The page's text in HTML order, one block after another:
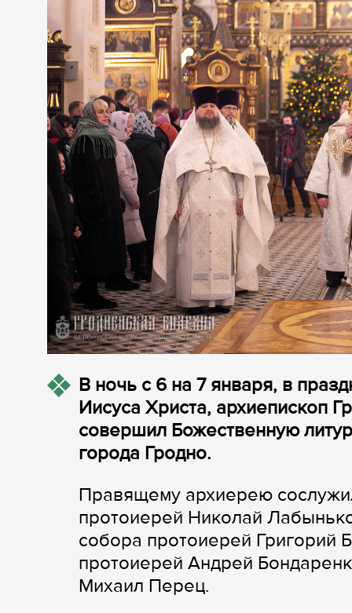
В ночь с 6 на 7 января, в
Иисуса Христа, архиепископ
совершил Божественную
города Гродно.
Правящему архиерею
протоиерей Николай
собора протоиерей Григорий
протоиерей Андрей
Михаил Перец.